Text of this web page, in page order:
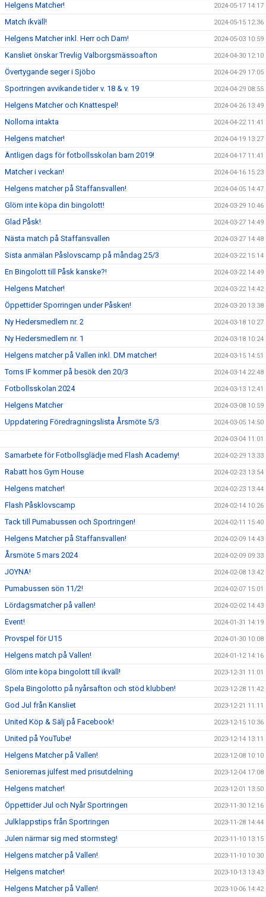
Helgens Matcher! 2024-05-17 14:17
Match ikväll! 2024-05-15 12:36
Helgens Matcher inkl. Herr och Dam! 2024-05-03 10:59
Kansliet önskar Trevlig Valborgsmässoafton 2024-04-30 12:10
Övertygande seger i Sjöbo 2024-04-29 17:05
Sportringen avvikande tider v. 18 & v. 19 2024-04-29 08:55
Helgens Matcher och Knattespel! 2024-04-26 13:49
Nollorna intakta 2024-04-22 11:41
Helgens matcher! 2024-04-19 13:27
Äntligen dags för fotbollsskolan barn 2019! 2024-04-17 11:41
Matcher i veckan! 2024-04-16 15:23
Helgens matcher på Staffansvallen! 2024-04-05 14:47
Glöm inte köpa din bingolott! 2024-03-29 10:46
Glad Påsk! 2024-03-27 14:49
Nästa match på Staffansvallen 2024-03-27 14:48
Sista anmälan Påslovscamp på måndag 25/3 2024-03-22 15:14
En Bingolott till Påsk kanske?! 2024-03-22 14:49
Helgens Matcher! 2024-03-22 14:42
Öppettider Sporringen under Påsken! 2024-03-20 13:38
Ny Hedersmedlem nr. 2 2024-03-18 10:27
Ny Hedersmedlem nr. 1 2024-03-18 10:24
Helgens matcher på Vallen inkl. DM matcher! 2024-03-15 14:51
Torns IF kommer på besök den 20/3 2024-03-14 22:48
Fotbollsskolan 2024 2024-03-13 12:41
Helgens Matcher 2024-03-08 10:59
Uppdatering Föredragningslista Årsmöte 5/3 2024-03-05 14:50
2024-03-04 11:01
Samarbete för Fotbollsglädje med Flash Academy! 2024-02-29 13:33
Rabatt hos Gym House 2024-02-23 13:54
Helgens matcher! 2024-02-23 13:44
Flash Påsklovscamp 2024-02-14 10:26
Tack till Pumabussen och Sportringen! 2024-02-11 15:40
Helgens Matcher på Staffansvallen! 2024-02-09 14:43
Årsmöte 5 mars 2024 2024-02-09 09:33
JOYNA! 2024-02-08 13:42
Pumabussen sön 11/2! 2024-02-07 15:01
Lördagsmatcher på vallen! 2024-02-02 14:43
Event! 2024-01-31 14:19
Provspel för U15 2024-01-30 10:08
Helgens match på Vallen! 2024-01-12 14:16
Glöm inte köpa bingolott till ikväll! 2023-12-31 11:01
Spela Bingolotto på nyårsafton och stöd klubben! 2023-12-28 11:42
God Jul från Kansliet 2023-12-21 11:11
United Köp & Sälj på Facebook! 2023-12-15 10:36
United på YouTube! 2023-12-14 13:11
Helgens Matcher på Vallen! 2023-12-08 10:10
Seniorernas julfest med prisutdelning 2023-12-04 17:08
Helgens matcher! 2023-12-01 13:50
Öppettider Jul och Nyår Sportringen 2023-11-30 12:16
Julklappstips från Sportringen 2023-11-28 14:44
Julen närmar sig med stormsteg! 2023-11-10 13:15
Helgens matcher på Vallen! 2023-11-10 10:30
Helgens matcher! 2023-10-13 13:43
Helgens Matcher på Vallen! 2023-10-06 14:42